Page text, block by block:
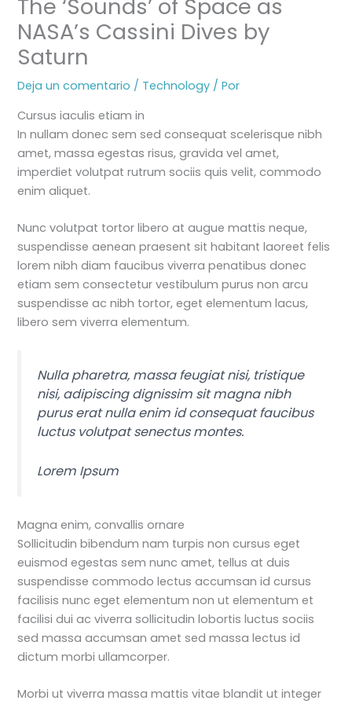
The ‘Sounds’ of Space as
NASA’s Cassini Dives by
Saturn
Deja un comentario / Technology / Por
Cursus iaculis etiam in
In nullam donec sem sed consequat scelerisque nibh
amet, massa egestas risus, gravida vel amet,
imperdiet volutpat rutrum sociis quis velit, commodo
enim aliquet.
Nunc volutpat tortor libero at augue mattis neque,
suspendisse aenean praesent sit habitant laoreet felis
lorem nibh diam faucibus viverra penatibus donec
etiam sem consectetur vestibulum purus non arcu
suspendisse ac nibh tortor, eget elementum lacus,
libero sem viverra elementum.
Nulla pharetra, massa feugiat nisi, tristique
nisi, adipiscing dignissim sit magna nibh
purus erat nulla enim id consequat faucibus
luctus volutpat senectus montes.
Lorem Ipsum
Magna enim, convallis ornare
Sollicitudin bibendum nam turpis non cursus eget
euismod egestas sem nunc amet, tellus at duis
suspendisse commodo lectus accumsan id cursus
facilisis nunc eget elementum non ut elementum et
facilisi dui ac viverra sollicitudin lobortis luctus sociis
sed massa accumsan amet sed massa lectus id
dictum morbi ullamcorper.
Morbi ut viverra massa mattis vitae blandit ut integer